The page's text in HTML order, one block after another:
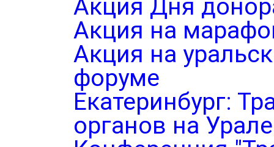
Акция Дня
Акция на
Акция на
форуме
Екатеринбург:
органов на Урале